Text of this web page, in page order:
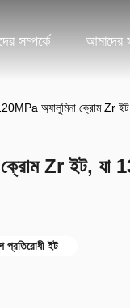
সম্পর্কে আমাদের
অ্যালুমিনা ক্রোম Zr
ক্রোম Zr ইট, যা
প্রতিরোধী ইট